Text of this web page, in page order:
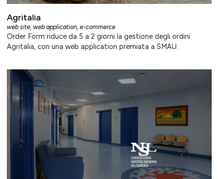
Agritalia
web site, web application, e-commerce
Order Form riduce da 5 a 2 giorni la gestione degli ordini
Agritalia, con una web application premiata a SMAU.